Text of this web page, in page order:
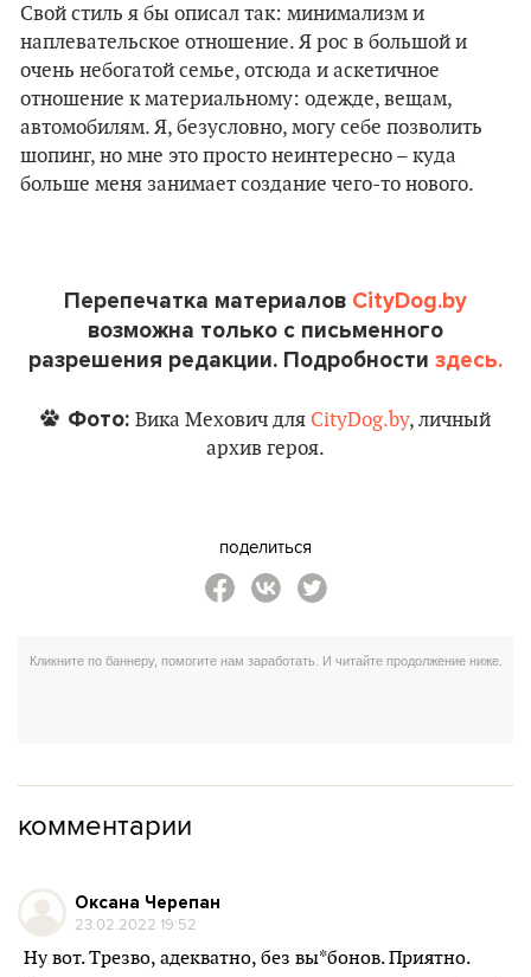
Свой стиль я бы описал так: минимализм и
наплевательское отношение. Я рос в большой и
очень небогатой семье, отсюда и аскетичное
отношение к материальному: одежде, вещам,
автомобилям. Я, безусловно, могу себе позволить
шопинг, но мне это просто неинтересно – куда
больше меня занимает создание чего-то нового.
Перепечатка материалов CityDog.by
возможна только с письменного
разрешения редакции. Подробности здесь.
Фото: Вика Мехович для CityDog.by, личный
архив героя.
поделиться
комментарии
Оксана Черепан
23.02.2022 19:52
Ну вот. Трезво, адекватно, без вы*бонов. Приятно.